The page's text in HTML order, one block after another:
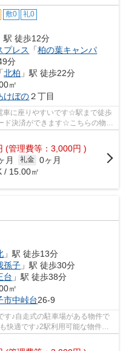
敷0 礼0
駅 徒歩12分
プレス
「柏の葉キャンパ
分
「北柏 」駅 徒歩22分
㎡
けぼの２丁目
車に座りやすいです☆駅まで徒歩
ド決済ができます☆こちらの物件
(管理費等：3,000円 )
月 礼金 0ヶ月
/ 15.00㎡
」駅 徒歩13分
孫子 」駅 徒歩30分
台 」駅 徒歩38分
㎡
市中峠台26‐9
す♪自走式の駐車場がある物件で
快適です♪2駅利用可能な物件で